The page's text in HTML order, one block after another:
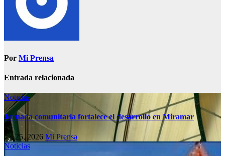
Por Mi Prensa
Entrada relacionada
Noticias
Jornada comunitaria fortalece el desarrollo en Miramar
Jul 25, 2026 Mi Prensa
Noticias